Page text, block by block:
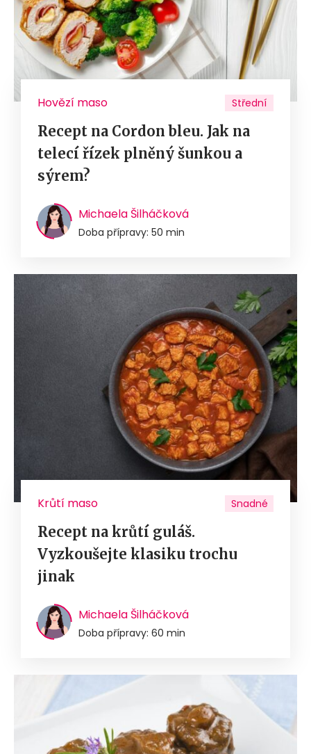
Hovězí maso Střední
Recept na Cordon bleu. Jak na
telecí řízek plněný šunkou a
sýrem?
Michaela Šilháčková
Doba přípravy: 50 min
Krůtí maso Snadné
Recept na krůtí guláš.
Vyzkoušejte klasiku trochu
jinak
Michaela Šilháčková
Doba přípravy: 60 min